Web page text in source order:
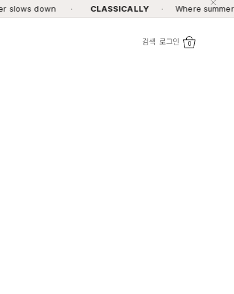
· CLASSICALLY · Where summer slows down
검색 로그인 0